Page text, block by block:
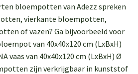
bloempotten van Adezz spreken
vierkante bloempotten,
of vazen? Ga bijvoorbeeld voor
van 40x40x120 cm (LxBxH)
vaas van 40x40x120 cm (LxBxH) Ø
zijn verkrijgbaar in kunststof